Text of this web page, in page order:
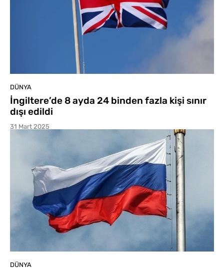
DÜNYA
İngiltere’de 8 ayda 24 binden fazla kişi sınır
dışı edildi
31 Mart 2025
DÜNYA